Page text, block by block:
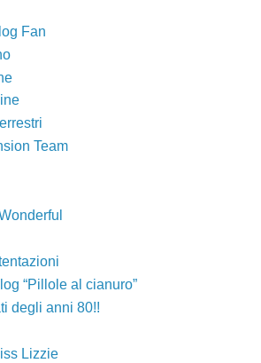
Fan
Team
“Pillole al cianuro”
degli anni 80!!
Lizzie